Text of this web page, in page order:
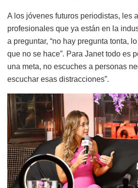
A los jóvenes futuros periodistas, les
profesionales que ya están en la
a preguntar, “no hay pregunta tonta,
que no se hace”. Para Janet todo es
una meta, no escuches a personas
escuchar esas distracciones”.